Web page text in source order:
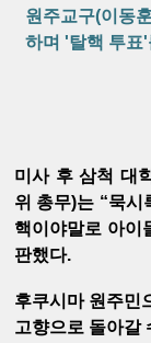
원주교구(이동
하며 '탈핵 투표
미사 후 삼척 대
위 총무)는 “묵시
핵이야말로 아이
판했다.
후쿠시마 원주민
고향으로 돌아갈